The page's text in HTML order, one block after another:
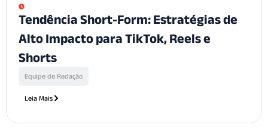
Tendência Short-Form: Estratégias de
Alto Impacto para TikTok, Reels e
Shorts
Equipe de Redação
Leia Mais